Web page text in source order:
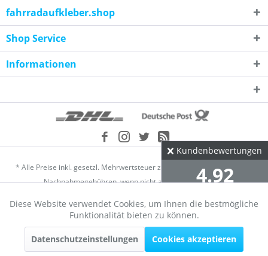
Kundenbewertungen
4.92
∅ aus 2304 Bewertungen
alle Bewertungen
fahrradaufkleber.shop
Shop Service
Informationen
* Alle Preise inkl. gesetzl. Mehrwertsteuer zzgl. Versandkosten und ggf.
Nachnahmegebühren, wenn nicht anders beschrieben
Händler-Login Über uns Kontakt
Datenschutz
Widerrufsrecht
Versand und Zahlungsbedingungen
AGB
Impressum
Cookie-Einstellungen
Bewertungen
Funktionale Aktiv
Marketing Aktiv
Diese Website verwendet Cookies, um Ihnen die bestmögliche
Funktionalität bieten zu können.
Datenschutzeinstellungen Cookies akzeptieren